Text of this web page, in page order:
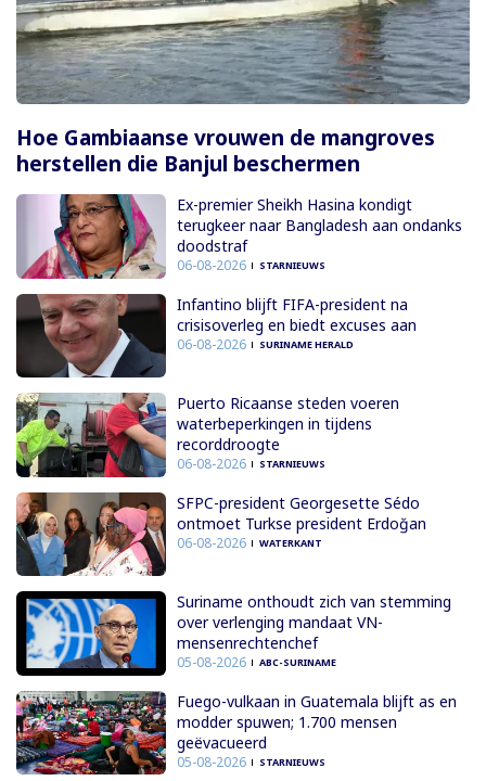
Hoe Gambiaanse vrouwen de mangroves
herstellen die Banjul beschermen
Ex-premier Sheikh Hasina kondigt
terugkeer naar Bangladesh aan ondanks
doodstraf
06-08-2026 STARNIEUWS
Infantino blijft FIFA-president na
crisisoverleg en biedt excuses aan
06-08-2026 SURINAME HERALD
Puerto Ricaanse steden voeren
waterbeperkingen in tijdens
recorddroogte
06-08-2026 STARNIEUWS
SFPC-president Georgesette Sédo
ontmoet Turkse president Erdoğan
06-08-2026 WATERKANT
Suriname onthoudt zich van stemming
over verlenging mandaat VN-
mensenrechtenchef
05-08-2026 ABC-SURINAME
Fuego-vulkaan in Guatemala blijft as en
modder spuwen; 1.700 mensen
geëvacueerd
05-08-2026 STARNIEUWS